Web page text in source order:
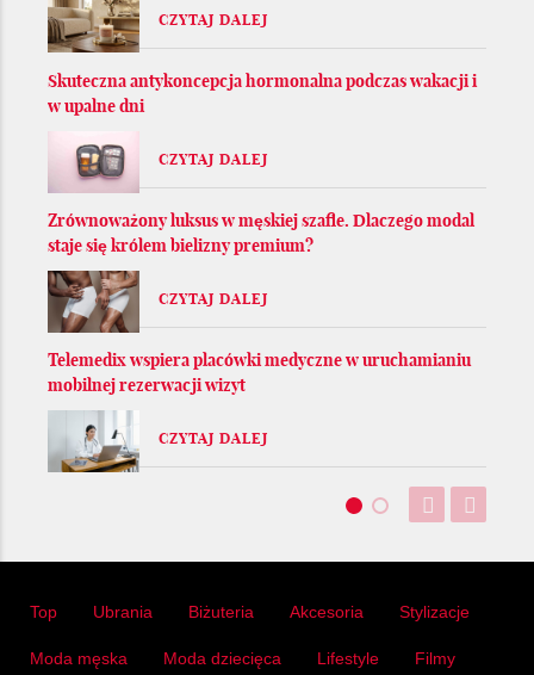
CZYTAJ DALEJ
Skuteczna antykoncepcja hormonalna podczas wakacji i
w upalne dni
CZYTAJ DALEJ
Zrównoważony luksus w męskiej szafie. Dlaczego modal
staje się królem bielizny premium?
CZYTAJ DALEJ
Telemedix wspiera placówki medyczne w uruchamianiu
mobilnej rezerwacji wizyt
CZYTAJ DALEJ
Top Ubrania Biżuteria Akcesoria Stylizacje
Moda męska Moda dziecięca Lifestyle Filmy